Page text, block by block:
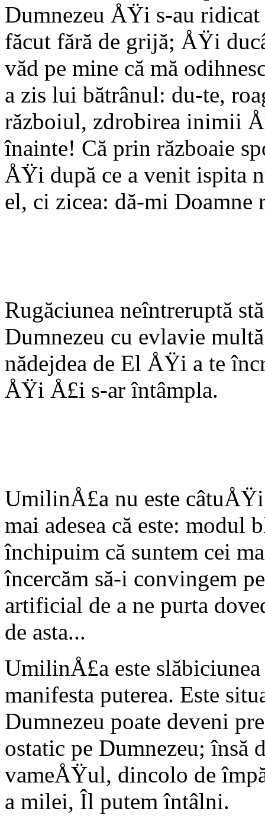
Dumnezeu ÅŸi s-au
făcut fără de grijă; ÅŸi
văd pe mine că mă
a zis lui bătrânul: du-te,
războiul, zdrobirea inimii
înainte! Că prin războaie
ÅŸi după ce a venit ispita
el, ci zicea: dă-mi Doamne
Rugăciunea neîntreruptă
Dumnezeu cu evlavie
nădejdea de El ÅŸi a te
ÅŸi Å£i s-ar întâmpla.
UmilinÅ£a nu este
mai adesea că este: modul
închipuim că suntem cei
încercăm să-i convingem
artificial de a ne purta
de asta...
UmilinÅ£a este
manifesta puterea. Este
Dumnezeu poate deveni
ostatic pe Dumnezeu; însă
vameÅŸul, dincolo de
a milei, Îl putem întâlni.